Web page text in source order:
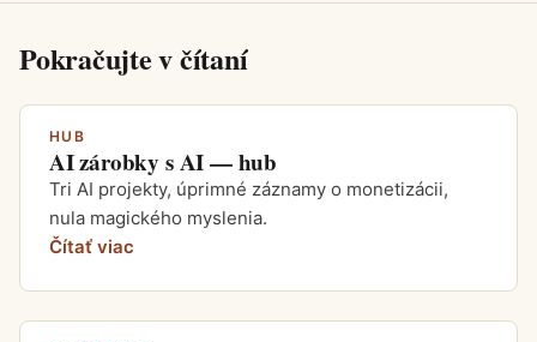
Pokračujte v čítaní
HUB
AI zárobky s AI — hub
Tri AI projekty, úprimné záznamy o monetizácii,
nula magického myslenia.
Čítať viac